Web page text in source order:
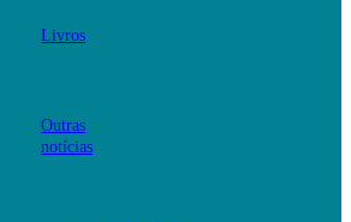
Livros
Outras
notícias